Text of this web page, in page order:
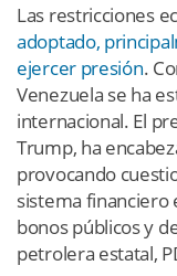
Las restricciones
adoptado,
ejercer presión.
Venezuela se ha
internacional. El
Trump, ha
provocando
sistema financiero
bonos públicos y
petrolera estatal,